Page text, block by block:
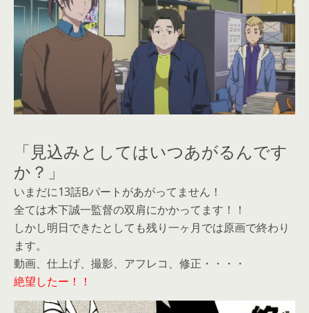
「見込みとしてはいつあがるんです
か？」
いまだに13話Bパートがあがってません！
全ては木下誠一監督の双肩にかかってます！！
しかし明日できたとしても残り一ヶ月では原画で終わり
ます。
動画、仕上げ、撮影、アフレコ、修正・・・・
絶望したー！！